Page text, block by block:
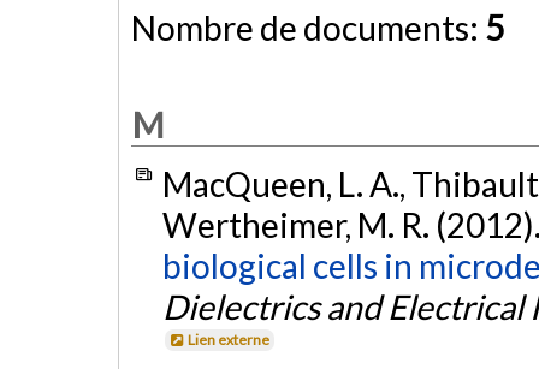
Nombre de documents: 5
M
MacQueen, L. A.,
Wertheimer, M. R.
biological cells in
Dielectrics and Electrical
Lien externe